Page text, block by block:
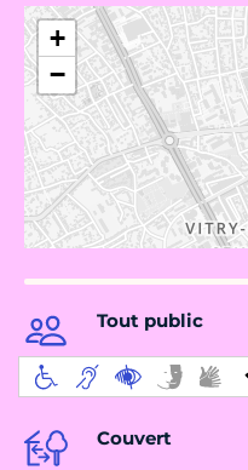
+
−
Tout public
Couvert